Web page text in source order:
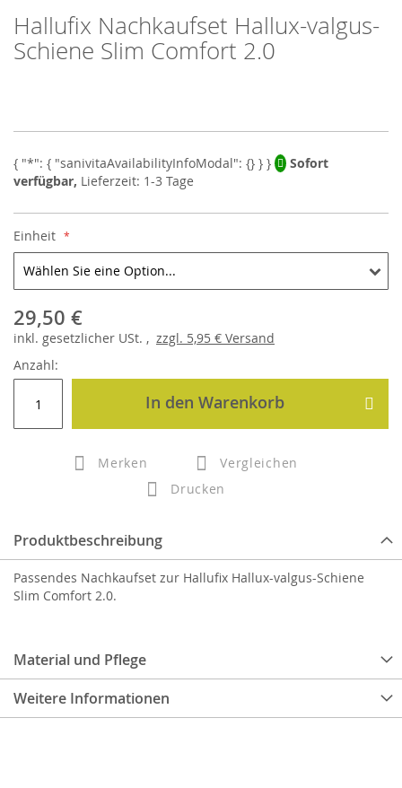
Skip
to
the
images
Hallufix Nachkaufset Hallux-valgus-
Schiene Slim Comfort 2.0
Sofort
verfügbar, Lieferzeit: 1-3 Tage
Einheit
29,50 €
inkl. gesetzlicher USt. , zzgl. 5,95 € Versand
Anzahl:
In den Warenkorb
Merken
Vergleichen
Drucken
Produktbeschreibung
Material und Pflege
Weitere Informationen
Passendes Nachkaufset zur Hallufix Hallux-valgus-Schiene
Slim Comfort 2.0.